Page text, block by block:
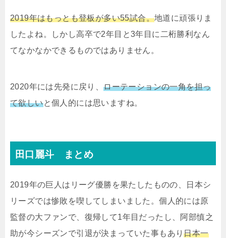
2019年はもっとも登板が多い55試合。地道に頑張りま
したよね。しかし高卒で2年目と3年目に二桁勝利なん
てなかなかできるものではありません。
2020年には先発に戻り、ローテーションの一角を担っ
て欲しいと個人的には思いますね。
田口麗斗 まとめ
2019年の巨人はリーグ優勝を果たしたものの、日本シ
リーズでは惨敗を喫してしまいました。個人的には原
監督の大ファンで、復帰して1年目だったし、阿部慎之
助が今シーズンで引退が決まっていた事もあり日本一